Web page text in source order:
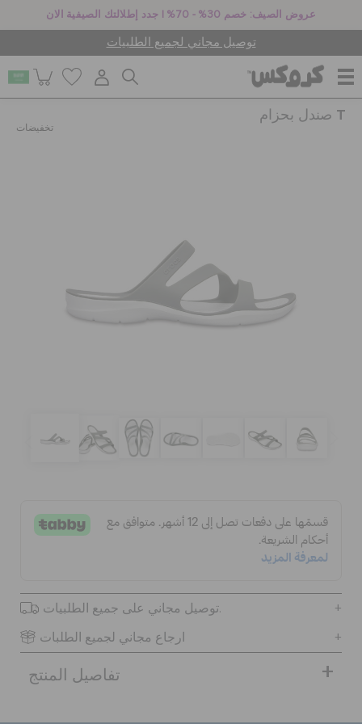
عروض الصيف: خصم 30% - 70% | جدد إطلالتك الصيفية الان
توصيل مجاني لجميع الطلبيات
جيبيتز تشارمز
مميز
صندل بحزام T
تخفيضات
توصيل مجاني على جميع الطلبيات.
ارجاع مجاني لجميع الطلبات
تفاصيل المنتج